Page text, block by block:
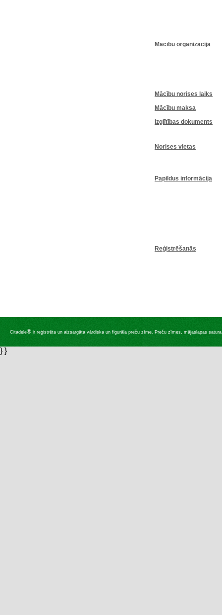
Mācību organizācija
Mācību norises laiks
Mācību maksa
Izglītības dokuments
Norises vietas
Papildus informācija
Reģistrēšanās
Citadele® ir reģistrēta un aizsargāta vārdiska un figurāla preču zīme. Preču zīmes, mājaslapas
} }